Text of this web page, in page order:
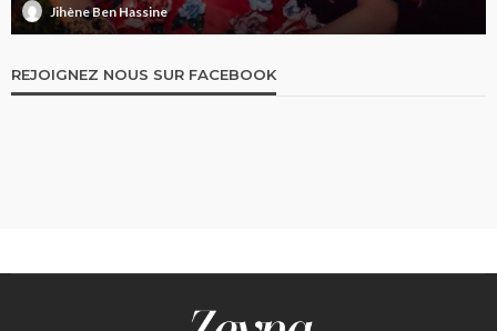
Jihène Ben Hassine
REJOIGNEZ NOUS SUR FACEBOOK